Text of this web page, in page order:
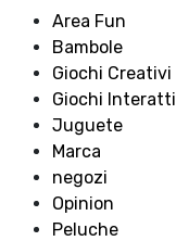
Area Fun
Bambole
Giochi Creativi
Giochi
Juguete
Marca
negozi
Opinion
Peluche